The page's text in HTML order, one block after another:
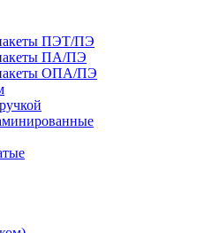
ПЭТ/ПЭ
ПА/ПЭ
ОПА/ПЭ